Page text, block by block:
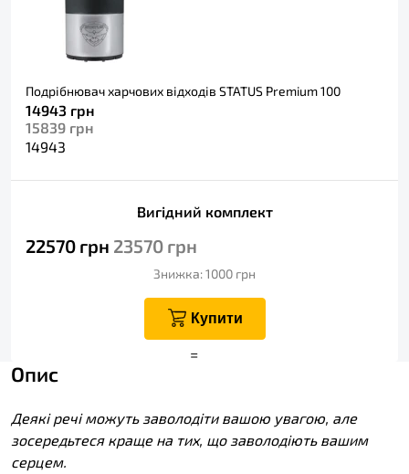
+
Подрібнювач харчових відходів STATUS Premium 100
14943 грн
15839 грн
14943
=
Вигідний комплект
22570 грн 23570 грн
Знижка: 1000 грн
Купити
Опис
Деякі речі можуть заволодіти вашою увагою, але
зосередьтеся краще на тих, що заволодіють вашим
серцем.